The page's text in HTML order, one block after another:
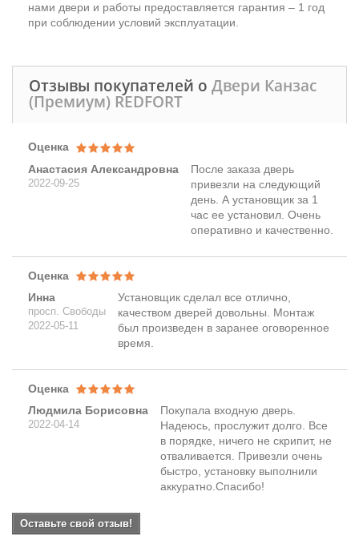
нами двери и работы предоставляется гарантия – 1 год
при соблюдении условий эксплуатации.
Отзывы покупателей о Двери Канзас
(Премиум) REDFORT
Оценка
Анастасия Александровна
2022-09-25
После заказа дверь
привезли на следующий
день. А установщик за 1
час ее установил. Очень
оперативно и качественно.
Оценка
Инна
просп. Свободы
2022-05-11
Установщик сделал все отлично,
качеством дверей довольны. Монтаж
был произведен в заранее оговоренное
время.
Оценка
Людмила Борисовна
2022-04-14
Покупала входную дверь.
Надеюсь, прослужит долго. Все
в порядке, ничего не скрипит, не
отваливается. Привезли очень
быстро, установку выполнили
аккуратно.Спасибо!
Оставьте свой отзыв!